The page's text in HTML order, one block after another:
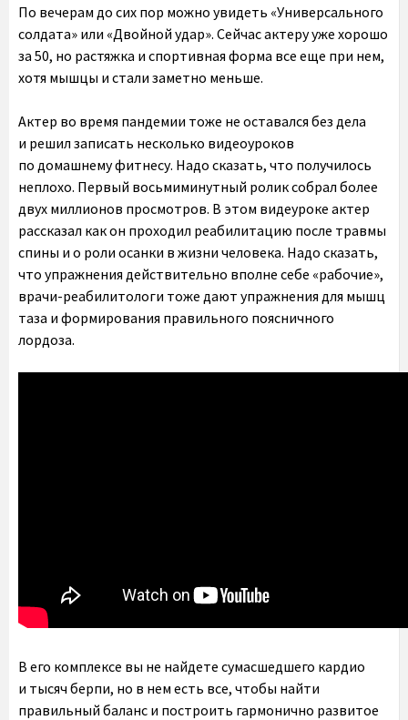
По вечерам до сих пор можно увидеть «Универсального
солдата» или «Двойной удар». Сейчас актеру уже хорошо
за 50, но растяжка и спортивная форма все еще при нем,
хотя мышцы и стали заметно меньше.
Актер во время пандемии тоже не оставался без дела
и решил записать несколько видеоуроков
по домашнему фитнесу. Надо сказать, что получилось
неплохо. Первый восьмиминутный ролик собрал более
двух миллионов просмотров. В этом видеуроке актер
рассказал как он проходил реабилитацию после травмы
спины и о роли осанки в жизни человека. Надо сказать,
что упражнения действительно вполне себе «рабочие»,
врачи-реабилитологи тоже дают упражнения для мышц
таза и формирования правильного поясничного
лордоза.
В его комплексе вы не найдете сумасшедшего кардио
и тысяч берпи, но в нем есть все, чтобы найти
правильный баланс и построить гармонично развитое